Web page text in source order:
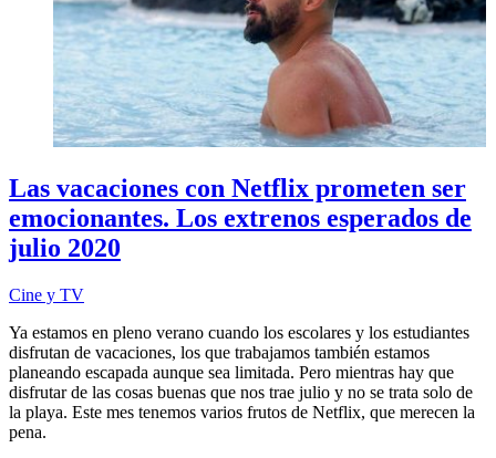
Las vacaciones con Netflix prometen ser
emocionantes. Los extrenos esperados de
julio 2020
Cine y TV
Ya estamos en pleno verano cuando los escolares y los estudiantes
disfrutan de vacaciones, los que trabajamos también estamos
planeando escapada aunque sea limitada. Pero mientras hay que
disfrutar de las cosas buenas que nos trae julio y no se trata solo de
la playa. Este mes tenemos varios frutos de Netflix, que merecen la
pena.